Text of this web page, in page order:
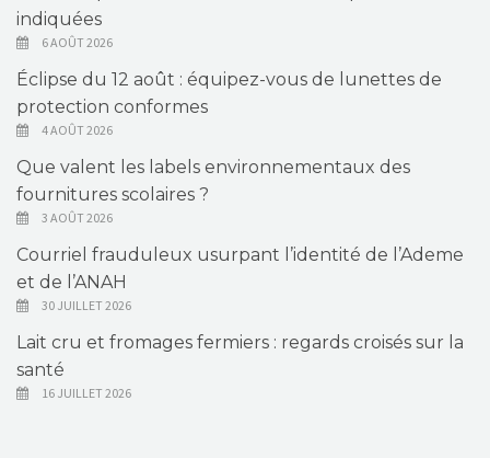
indiquées
6 AOÛT 2026
Éclipse du 12 août : équipez-vous de lunettes de
protection conformes
4 AOÛT 2026
Que valent les labels environnementaux des
fournitures scolaires ?
3 AOÛT 2026
Courriel frauduleux usurpant l’identité de l’Ademe
et de l’ANAH
30 JUILLET 2026
Lait cru et fromages fermiers : regards croisés sur la
santé
16 JUILLET 2026